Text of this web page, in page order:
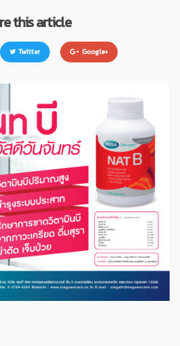
this article
Twitter Google+